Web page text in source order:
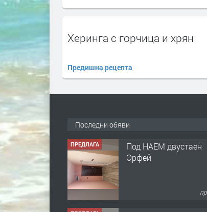
Херинга с горчица и хрян
Предишна рецепта
Последни обяви
ПРЕДЛАГА
Под НАЕМ двустаен
Орфей